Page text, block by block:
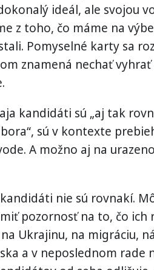
ideál, ale svojou
z toho, čo máme na
Pomyselné karty sa
znamená nechať vyhrať
kandidáti sú „aj tak
sú v kontexte
A možno aj na
nie sú rovnakí.
pozornosť na to, čo ich
Ukrajinu, na migráciu,
a v neposlednom rade